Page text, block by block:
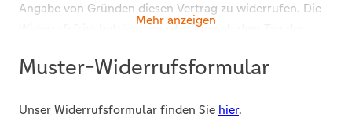
Angabe von Gründen diesen Vertrag zu widerrufen. Die
Widerrufsfrist beträgt vierzehn Tage ab dem Tag des
Volksbank Immobilien Münsterland GmbH
Mehr anzeigen
Muster-Widerrufsformular
Unser Widerrufsformular finden Sie hier.